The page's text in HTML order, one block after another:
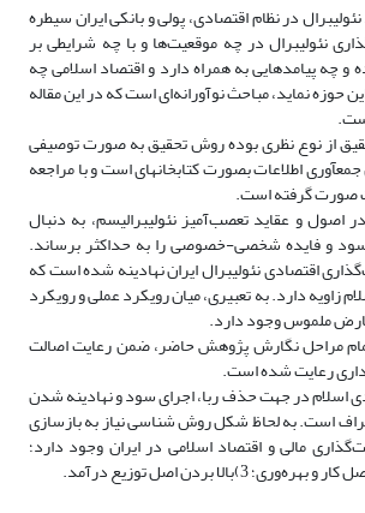
در نظام اقتصادی، پولی و بانکی ایران سیطره
نئولیبرال در چه موقعیتها و با چه شرایطی بر
و چه پیامدهایی به همراه دارد و اقتصاد اسلامی چه
حوزه نماید، مباحث نوآورانهای است که در این مقاله
از نوع نظری بوده ‌روش تحقیق به صورت توصیفی
اطلاعات بصورت کتابخانه‏ای است و با مراجعه
صورت گرفته است.
اصول و عقاید تعصبآمیز نئولیبرالیسم، به دنبال
و فایده شخصی-خصوصی را به حداکثر برساند.
گذاری اقتصادی نئولیبرال ایران نهادینه شده است که
زاویه دارد. به تعبیری، میان رویکرد عملی و رویکرد
ملموس وجود دارد.
مراحل نگارش پژوهش حاضر، ضمن رعایت اصالت
داری رعایت شده است.
اسلام در جهت حذف ربا، اجرای سود و نهادینه شدن
است. به لحاظ شکل روش شناسی نیاز به بازسازی
مالی و اقتصاد اسلامی در ایران وجود دارد؛
وری؛ 3)بالا بردن اصل توزیع درآمد.